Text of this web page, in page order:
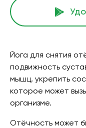
Йога для снятия
подвижность
мышц, укрепить
которое может
организме.
Отёчность может